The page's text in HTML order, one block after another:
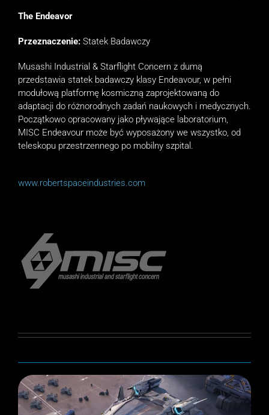
The Endeavor
Przeznaczenie: Statek Badawczy
Musashi Industrial & Starflight Concern z dumą
przedstawia statek badawczy klasy Endeavour, w pełni
modułową platformę kosmiczną zaprojektowaną do
adaptacji do różnorodnych zadań naukowych i medycznych.
Początkowo opracowany jako pływające laboratorium,
MISC Endeavour może być wyposażony we wszystko, od
teleskopu przestrzennego po mobilny szpital.
www.robertspaceindustries.com